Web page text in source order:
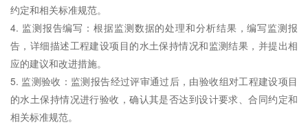
约定和相关标准规范。
4. 监测报告编写：根据监测数据的处理和分析结果，编写监测报
告，详细描述工程建设项目的水土保持情况和监测结果，并提出相
应的建议和改进措施。
5. 监测验收：监测报告经过评审通过后，由验收组对工程建设项目
的水土保持情况进行验收，确认其是否达到设计要求、合同约定和
相关标准规范。